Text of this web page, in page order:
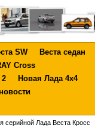
SW
Веста седан
Cross
2
Новая Лада 4х4
серийной Лада Веста Кросс